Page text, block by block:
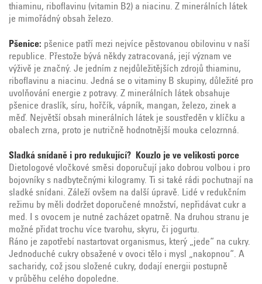
thiaminu, riboflavinu (vitamin B2) a niacinu. Z minerálních látek
je mimořádný obsah železo.
Pšenice: pšenice patří mezi nejvíce pěstovanou obilovinu v naší
republice. Přestože bývá někdy zatracovaná, její význam ve
výživě je značný. Je jedním z nejdůležitějších zdrojů thiaminu,
riboflavinu a niacinu. Jedná se o vitaminy B skupiny, důležité pro
uvolňování energie z potravy. Z minerálních látek obsahuje
pšenice draslík, síru, hořčík, vápník, mangan, železo, zinek a
měď. Největší obsah minerálních látek je soustředěn v klíčku a
obalech zrna, proto je nutričně hodnotnější mouka celozrnná.
Sladká snídaně i pro redukující? Kouzlo je ve velikosti porce
Dietologové vločkové směsi doporučují jako dobrou volbou i pro
bojovníky s nadbytečnými kilogramy. Ti si také rádi pochutnají na
sladké snídani. Záleží ovšem na další úpravě. Lidé v redukčním
režimu by měli dodržet doporučené množství, nepřidávat cukr a
med. I s ovocem je nutné zacházet opatrně. Na druhou stranu je
možné přidat trochu více tvarohu, skyru, či jogurtu.
Ráno je zapotřebí nastartovat organismus, který „jede“ na cukry.
Jednoduché cukry obsažené v ovoci tělo i mysl „nakopnou“. A
sacharidy, což jsou složené cukry, dodají energii postupně
v průběhu celého dopoledne.